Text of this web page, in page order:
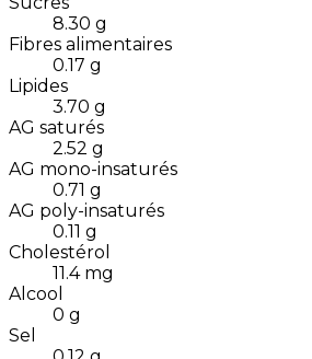
8.30 g
Fibres alimentaires
0.17 g
Lipides
3.70 g
AG saturés
2.52 g
AG mono-insaturés
0.71 g
AG poly-insaturés
0.11 g
Cholestérol
11.4 mg
Alcool
0 g
Sel